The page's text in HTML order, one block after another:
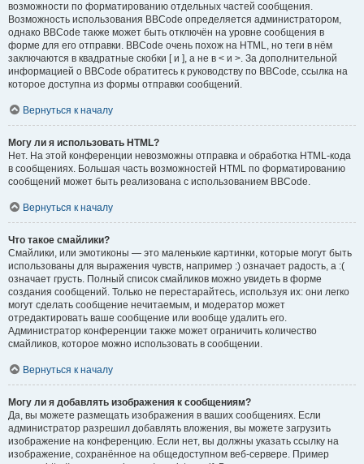
возможности по форматированию отдельных частей сообщения.
Возможность использования BBCode определяется администратором,
однако BBCode также может быть отключён на уровне сообщения в
форме для его отправки. BBCode очень похож на HTML, но теги в нём
заключаются в квадратные скобки [ и ], а не в < и >. За дополнительной
информацией о BBCode обратитесь к руководству по BBCode, ссылка на
которое доступна из формы отправки сообщений.
Вернуться к началу
Могу ли я использовать HTML?
Нет. На этой конференции невозможны отправка и обработка HTML-кода
в сообщениях. Большая часть возможностей HTML по форматированию
сообщений может быть реализована с использованием BBCode.
Вернуться к началу
Что такое смайлики?
Смайлики, или эмотиконы — это маленькие картинки, которые могут быть
использованы для выражения чувств, например :) означает радость, а :(
означает грусть. Полный список смайликов можно увидеть в форме
создания сообщений. Только не перестарайтесь, используя их: они легко
могут сделать сообщение нечитаемым, и модератор может
отредактировать ваше сообщение или вообще удалить его.
Администратор конференции также может ограничить количество
смайликов, которое можно использовать в сообщении.
Вернуться к началу
Могу ли я добавлять изображения к сообщениям?
Да, вы можете размещать изображения в ваших сообщениях. Если
администратор разрешил добавлять вложения, вы можете загрузить
изображение на конференцию. Если нет, вы должны указать ссылку на
изображение, сохранённое на общедоступном веб-сервере. Пример